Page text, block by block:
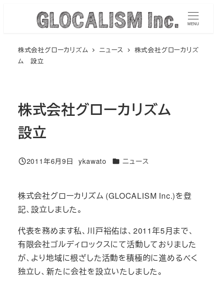
MENU
株式会社グローカリズム ニュース
株式会社グローカリズ
ム 設立
株式会社グローカリズム
設立
投稿日
2011年6月9日
著
ykawato カテゴリー
ニュース
株式会社グローカリズム (GLOCALISM Inc.)を登
記、設立しました。
代表を務めます私、川戸裕佑は、2011年5月まで、
有限会社ゴルディロックスにて活動しておりました
が、より地域に根ざした活動を積極的に進めるべく
独立し、新たに会社を設立いたしました。